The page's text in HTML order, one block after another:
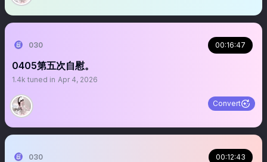
030 00:16:47
0405第五次自慰。
1.4k tuned in Apr 4, 2026
Convert
030 00:12:43